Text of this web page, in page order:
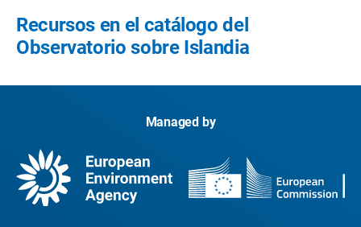
Recursos en el catálogo del
Observatorio sobre Islandia
Managed by